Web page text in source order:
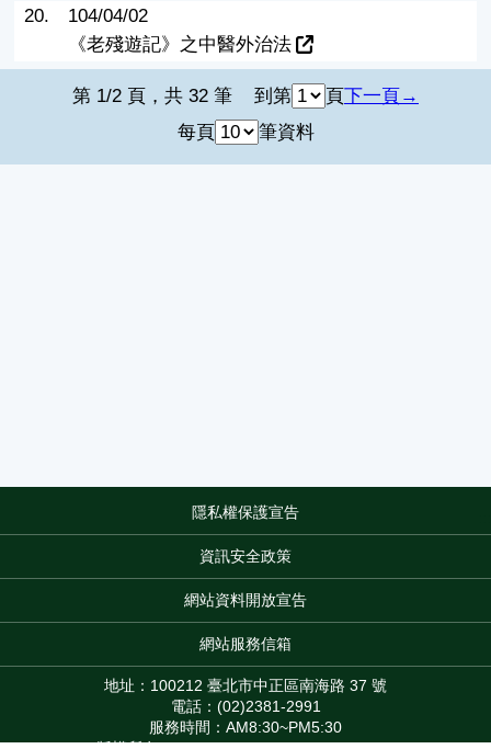
20.
104/04/02
《老殘遊記》之中醫外治法
第 1/2 頁，共 32 筆 到第 頁下一頁
每頁
筆資料
隱私權保護宣告
資訊安全政策
網站資料開放宣告
網站服務信箱
地址：100212 臺北市中正區南海路 37 號
電話：(02)2381-2991
服務時間：AM8:30~PM5:30